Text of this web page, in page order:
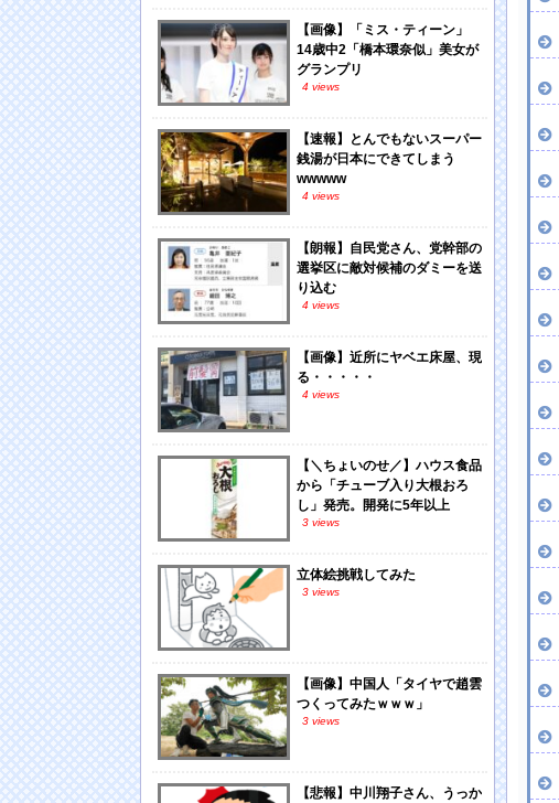
【画像】「ミス・ティーン」
14歳中2「橋本環奈似」美女が
グランプリ
4 views
【速報】とんでもないスーパー
銭湯が日本にできてしまう
wwwww
4 views
【朗報】自民党さん、党幹部の
選挙区に敵対候補のダミーを送
り込む
4 views
【画像】近所にヤベエ床屋、現
る・・・・・
4 views
【＼ちょいのせ／】ハウス食品
から「チューブ入り大根おろ
し」発売。開発に5年以上
3 views
立体絵挑戦してみた
3 views
【画像】中国人「タイヤで趙雲
つくってみたｗｗｗ」
3 views
【悲報】中川翔子さん、うっか